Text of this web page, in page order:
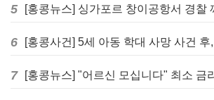
5
6
7